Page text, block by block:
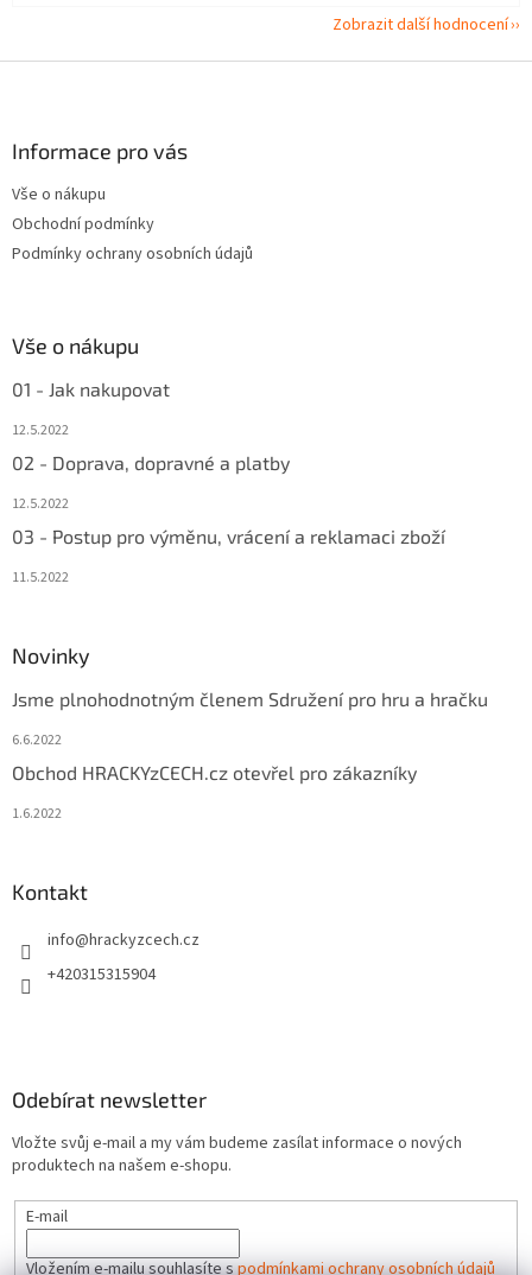
Zobrazit další hodnocení
Informace pro vás
Vše o nákupu
Obchodní podmínky
Podmínky ochrany osobních údajů
Vše o nákupu
01 - Jak nakupovat
12.5.2022
02 - Doprava, dopravné a platby
12.5.2022
03 - Postup pro výměnu, vrácení a reklamaci zboží
11.5.2022
Novinky
Jsme plnohodnotným členem Sdružení pro hru a hračku
6.6.2022
Obchod HRACKYzCECH.cz otevřel pro zákazníky
1.6.2022
Kontakt
info@hrackyzcech.cz
+420315315904
Odebírat newsletter
Vložte svůj e-mail a my vám budeme zasílat informace o nových
produktech na našem e-shopu.
E-mail
Vložením e-mailu souhlasíte spodmínkami ochrany osobních údajů